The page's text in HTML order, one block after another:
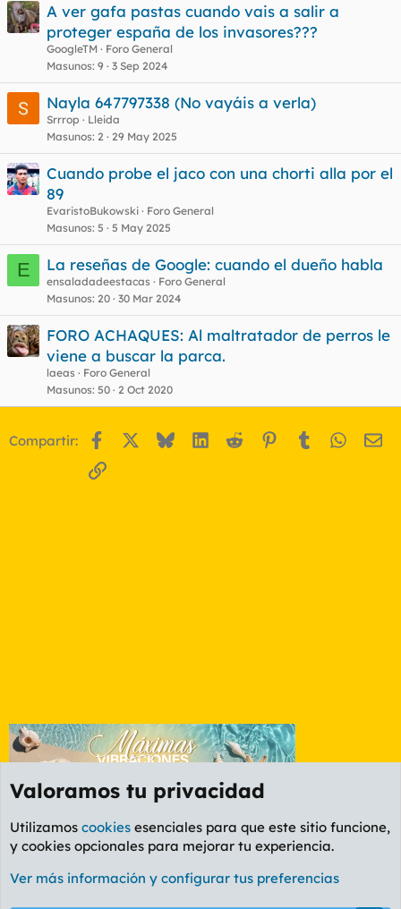
A ver gafa pastas cuando vais a salir a
proteger españa de los invasores???
GoogleTM
Foro General
Masunos 9 3 Sep 2024
Nayla 647797338 (No vayáis a verla)
Srrrop
Lleida
Masunos 2 29 May 2025
Cuando probe el jaco con una chorti alla por el
89
EvaristoBukowski
Foro General
Masunos 5 5 May 2025
E La reseñas de Google: cuando el dueño habla
ensaladadeestacas
Foro General
Masunos 20 30 Mar 2024
FORO ACHAQUES: Al maltratador de perros le
viene a buscar la parca.
laeas
Foro General
Masunos 50 2 Oct 2020
Compartir: Facebook BlueskyLinkedIn
Reddit Pinterest
Tumblr
Enlace
Foro General
Cookies
PL OLDSTYLE AMARILLO
Valoramos tu privacidad
Utilizamos cookies esenciales para que este sitio funcione,
y cookies opcionales para mejorar tu experiencia.
Ver más información y configurar tus preferencias